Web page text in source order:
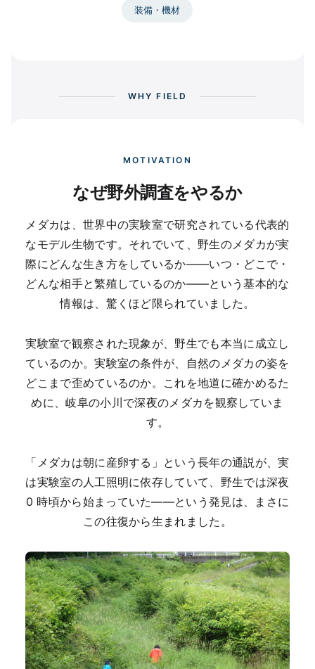
装備・機材
WHY FIELD
MOTIVATION
なぜ野外調査をやるか
メダカは、世界中の実験室で研究されている代表的
なモデル生物です。それでいて、野生のメダカが実
際にどんな生き方をしているか——いつ・どこで・
どんな相手と繁殖しているのか——という基本的な
情報は、驚くほど限られていました。
実験室で観察された現象が、野生でも本当に成立し
ているのか。実験室の条件が、自然のメダカの姿を
どこまで歪めているのか。これを地道に確かめるた
めに、岐阜の小川で深夜のメダカを観察していま
す。
「メダカは朝に産卵する」という長年の通説が、実
は実験室の人工照明に依存していて、野生では深夜
0 時頃から始まっていた——という発見は、まさに
この往復から生まれました。